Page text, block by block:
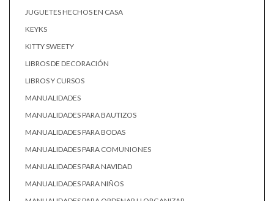
JUGUETES HECHOS EN CASA
KEYKS
KITTY SWEETY
LIBROS DE DECORACIÓN
LIBROS Y CURSOS
MANUALIDADES
MANUALIDADES PARA BAUTIZOS
MANUALIDADES PARA BODAS
MANUALIDADES PARA COMUNIONES
MANUALIDADES PARA NAVIDAD
MANUALIDADES PARA NIÑOS